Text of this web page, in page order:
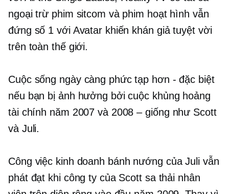
ngoại trừ phim sitcom và phim hoạt hình vẫn
đứng số 1 với Avatar khiến khán giả tuyệt vời
trên toàn thế giới.
Cuộc sống ngày càng phức tạp hơn - đặc biệt
nếu bạn bị ảnh hưởng bởi cuộc khủng hoảng
tài chính năm 2007 và 2008–giống như Scott
và Juli.
Công việc kinh doanh bánh nướng của Juli vẫn
phát đạt khi công ty của Scott sa thải nhân